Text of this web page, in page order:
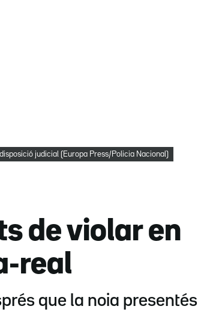
judicial (Europa Press/Policia Nacional)
de violar en
real
que la noia presentés